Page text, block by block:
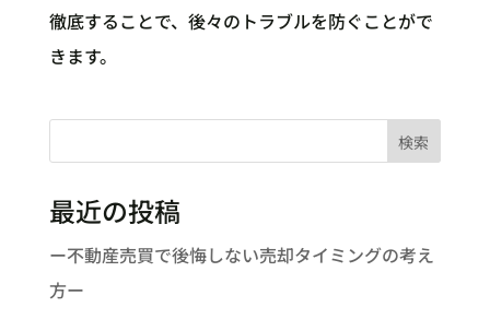
徹底することで、後々のトラブルを防ぐことがで
きます。
検索
最近の投稿
ー不動産売買で後悔しない売却タイミングの考え
方ー